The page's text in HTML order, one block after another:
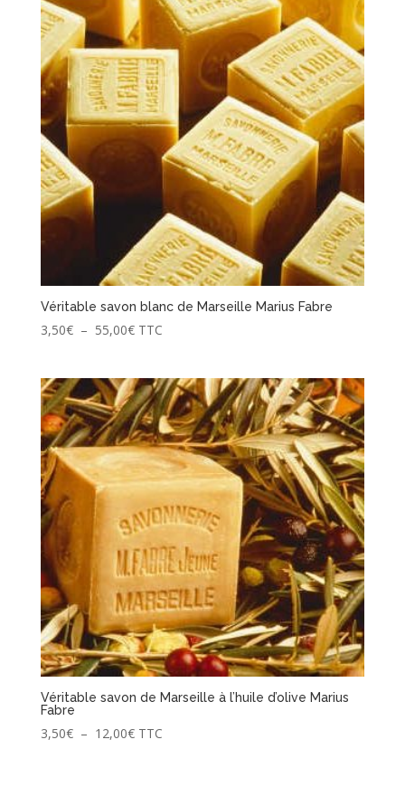
popularité
Véritable savon blanc de Marseille Marius Fabre
3,50€ – 55,00€Plage
3,50€
à
55,00€
TTC
Véritable savon de Marseille à l’huile d’olive Marius
Fabre
3,50€ – 12,00€Plage
TTC